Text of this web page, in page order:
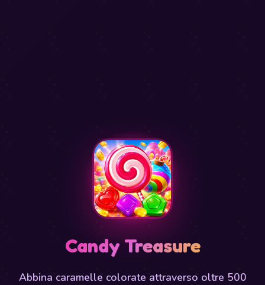
Candy Treasure
Abbina caramelle colorate attraverso oltre 500